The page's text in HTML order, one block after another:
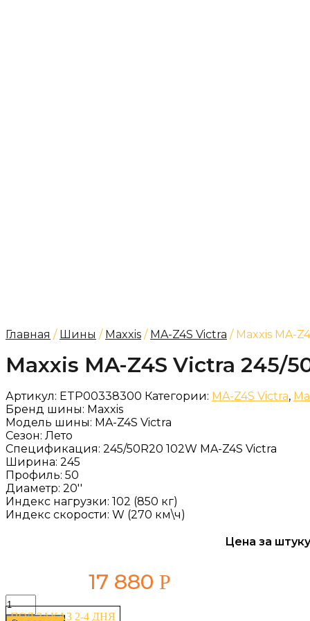
Главная / Шины / Maxxis / MA-Z4S Victra / Maxxis MA-
Maxxis MA-Z4S Victra 245/
Артикул: ETP00338300 Категории: MA-Z4S Victra,
Бренд шины: Maxxis
Модель шины: MA-Z4S Victra
Сезон: Лето
Спецификация: 245/50R20 102W MA-Z4S Victra
Ширина: 245
Профиль: 50
Диаметр: 20''
Индекс нагрузки: 102 (850 кг)
Индекс скорости: W (270 км\ч)
Цена за
17 880 Р
ПОД ЗАКАЗ 2-4 ДНЯ
Количество
товара